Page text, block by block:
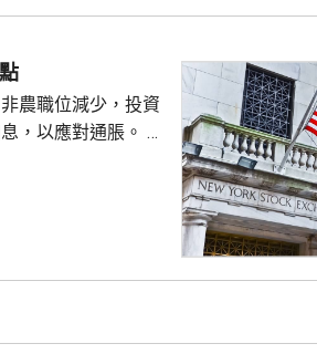
朗普去年
農職位減少，投資
以應對通脹。 道